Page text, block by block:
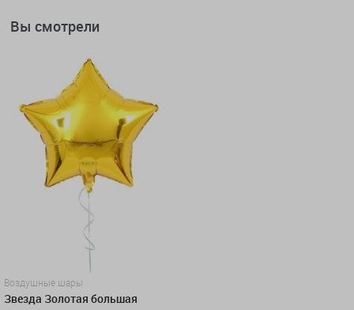
Вы смотрели
Воздушные шары
Звезда Золотая большая